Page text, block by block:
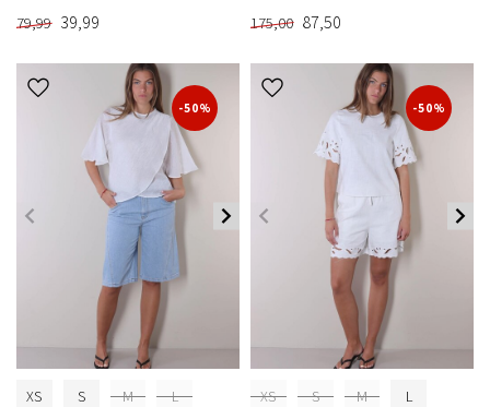
79,99 39,99 175,00 87,50
-50%
XS S M L
-50%
XS S M L